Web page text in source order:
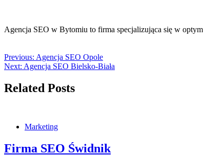
Agencja SEO w Bytomiu to firma specjalizująca się w
Previous: Agencja SEO Opole
Next: Agencja SEO Bielsko-Biała
Related Posts
Marketing
Firma SEO Świdnik